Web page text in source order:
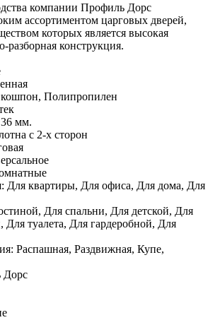
компании Профиль Дорс
ассортиментом царговых дверей,
которых является высокая
разборная конструкция.
Полипропилен
мм.
с 2-х сторон
Для квартиры, Для офиса, Для дома, Для
Для спальни, Для детской, Для
туалета, Для гардеробной, Для
Распашная, Раздвижная, Купе,
Дорс